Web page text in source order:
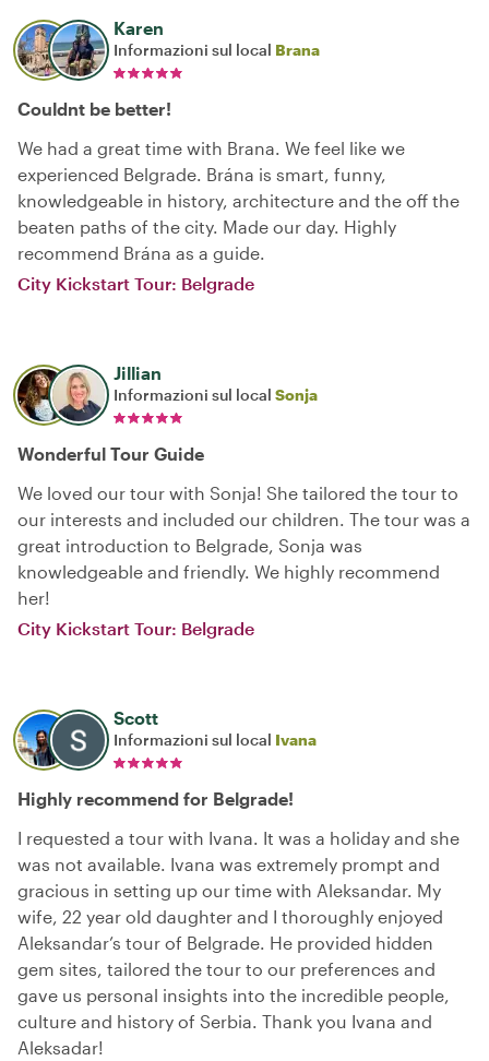
Karen
Informazioni sul local Brana
Couldnt be better!
We had a great time with Brana. We feel like we
experienced Belgrade. Brána is smart, funny,
knowledgeable in history, architecture and the off the
beaten paths of the city. Made our day. Highly
recommend Brána as a guide.
City Kickstart Tour: Belgrade
Jillian
Informazioni sul local Sonja
Wonderful Tour Guide
We loved our tour with Sonja! She tailored the tour to
our interests and included our children. The tour was a
great introduction to Belgrade, Sonja was
knowledgeable and friendly. We highly recommend
her!
City Kickstart Tour: Belgrade
Scott
Informazioni sul local Ivana
Highly recommend for Belgrade!
I requested a tour with Ivana. It was a holiday and she
was not available. Ivana was extremely prompt and
gracious in setting up our time with Aleksandar. My
wife, 22 year old daughter and I thoroughly enjoyed
Aleksandar’s tour of Belgrade. He provided hidden
gem sites, tailored the tour to our preferences and
gave us personal insights into the incredible people,
culture and history of Serbia. Thank you Ivana and
Aleksadar!